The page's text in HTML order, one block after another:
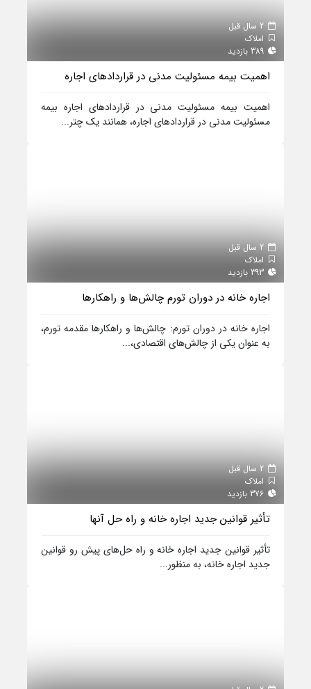
املاک
اهمیت بیمه مسئولیت مدنی در قراردادهای اجاره
اهمیت بیمه مسئولیت مدنی در قراردادهای اجاره بیمه
مسئولیت مدنی در قراردادهای اجاره، همانند یک چتر...
املاک
اجاره خانه در دوران تورم چالش‌ها و راهکارها
اجاره خانه در دوران تورم: چالش‌ها و راهکارها مقدمه تورم،
به عنوان یکی از چالش‌های اقتصادی،...
املاک
تأثیر قوانین جدید اجاره خانه و راه حل‌ آنها
تأثیر قوانین جدید اجاره خانه و راه حل‌های پیش رو قوانین
جدید اجاره خانه، به منظور...